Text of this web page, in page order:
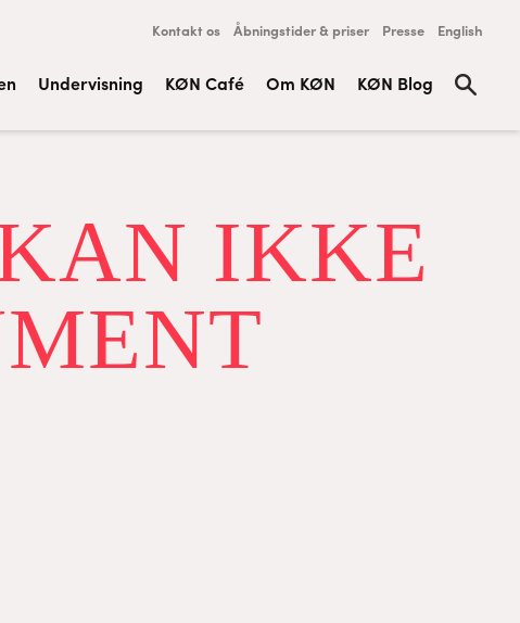
Kontakt os Åbningstider & priser Presse English
Undervisning KØN Café Om KØN KØN Blog
IKKE